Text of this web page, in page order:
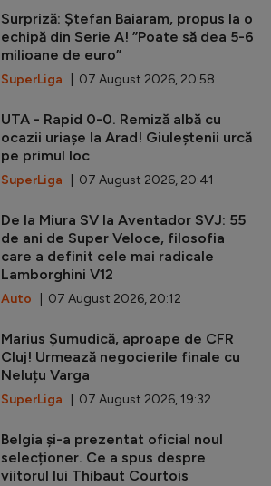
Surpriză: Ștefan Baiaram, propus la o
echipă din Serie A! ”Poate să dea 5-6
milioane de euro”
SuperLiga | 07 August 2026, 20:58
UTA - Rapid 0-0. Remiză albă cu
ocazii uriașe la Arad! Giuleștenii urcă
pe primul loc
SuperLiga | 07 August 2026, 20:41
De la Miura SV la Aventador SVJ: 55
de ani de Super Veloce, filosofia
care a definit cele mai radicale
Lamborghini V12
Auto | 07 August 2026, 20:12
Marius Șumudică, aproape de CFR
Cluj! Urmează negocierile finale cu
Neluțu Varga
SuperLiga | 07 August 2026, 19:32
Belgia și-a prezentat oficial noul
selecționer. Ce a spus despre
viitorul lui Thibaut Courtois